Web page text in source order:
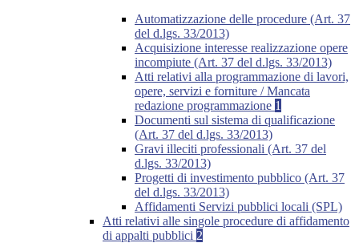
Automatizzazione delle procedure (Art. 37
del d.lgs. 33/2013)
Acquisizione interesse realizzazione opere
incompiute (Art. 37 del d.lgs. 33/2013)
Atti relativi alla programmazione di lavori,
opere, servizi e forniture / Mancata
redazione programmazione 1
Documenti sul sistema di qualificazione
(Art. 37 del d.lgs. 33/2013)
Gravi illeciti professionali (Art. 37 del
d.lgs. 33/2013)
Progetti di investimento pubblico (Art. 37
del d.lgs. 33/2013)
Affidamenti Servizi pubblici locali (SPL)
Atti relativi alle singole procedure di affidamento
di appalti pubblici 2